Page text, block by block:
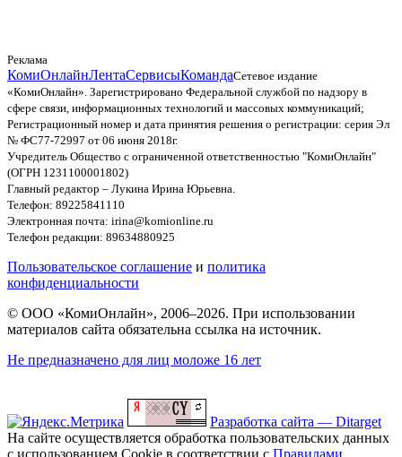
Реклама
КомиОнлайнЛентаСервисыКомандаСетевое издание
«КомиОнлайн». Зарегистрировано Федеральной службой по надзору в
сфере связи, информационных технологий и массовых коммуникаций;
Регистрационный номер и дата принятия решения о регистрации: серия Эл
№ ФС77-72997 от 06 июня 2018г.
Учредитель Общество с ограниченной ответственностью "КомиОнлайн"
(ОГРН 1231100001802)
Главный редактор – Лукина Ирина Юрьевна.
Телефон: 89225841110
Электронная почта: irina@komionline.ru
Телефон редакции: 89634880925
Пользовательское соглашение и политика
конфиденциальности
© ООО «КомиОнлайн», 2006–2026. При использовании
материалов сайта обязательна ссылка на источник.
Не предназначено для лиц моложе 16 лет
Разработка сайта — Ditarget
На сайте осуществляется обработка пользовательских данных
с использованием Cookie в соответствии с Правилами